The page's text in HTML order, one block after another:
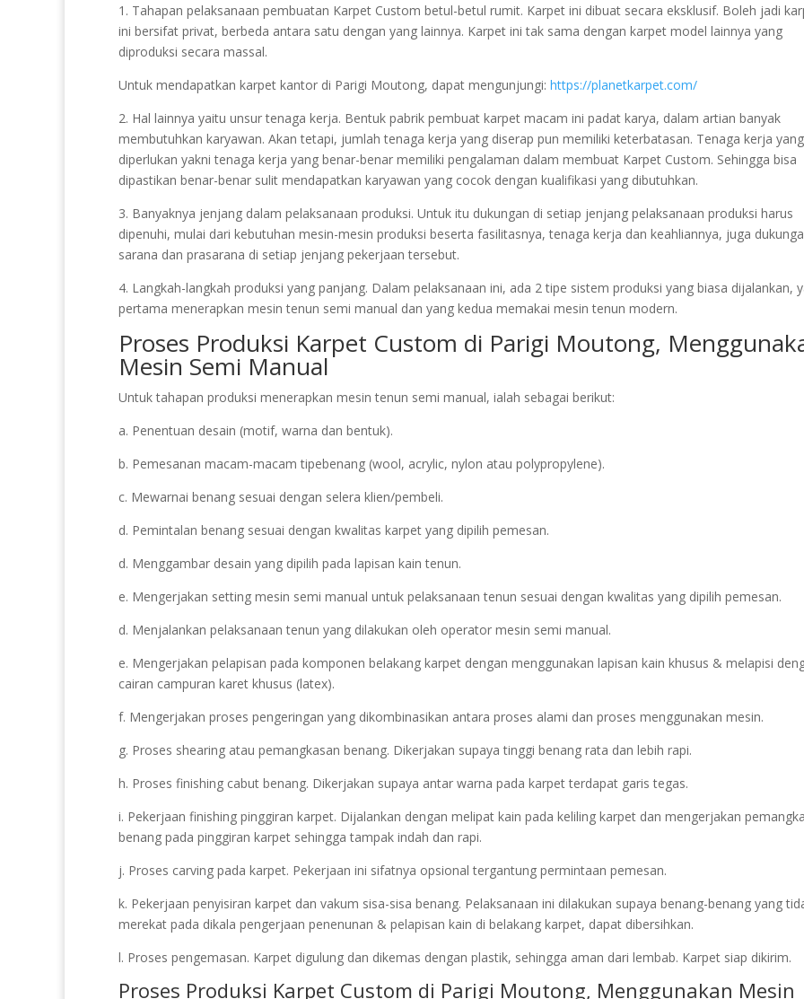
1. Tahapan pelaksanaan pembuatan Karpet Custom betul-betul rumit. Karpet ini dibuat secara eksklusif. Boleh jadi
ini bersifat privat, berbeda antara satu dengan yang lainnya. Karpet ini tak sama dengan karpet model lainnya yang
diproduksi secara massal.
Untuk mendapatkan karpet kantor di Parigi Moutong, dapat mengunjungi: https://planetkarpet.com/
2. Hal lainnya yaitu unsur tenaga kerja. Bentuk pabrik pembuat karpet macam ini padat karya, dalam artian banyak
membutuhkan karyawan. Akan tetapi, jumlah tenaga kerja yang diserap pun memiliki keterbatasan. Tenaga kerja yang
diperlukan yakni tenaga kerja yang benar-benar memiliki pengalaman dalam membuat Karpet Custom. Sehingga bisa
dipastikan benar-benar sulit mendapatkan karyawan yang cocok dengan kualifikasi yang dibutuhkan.
3. Banyaknya jenjang dalam pelaksanaan produksi. Untuk itu dukungan di setiap jenjang pelaksanaan produksi harus
dipenuhi, mulai dari kebutuhan mesin-mesin produksi beserta fasilitasnya, tenaga kerja dan keahliannya, juga
sarana dan prasarana di setiap jenjang pekerjaan tersebut.
4. Langkah-langkah produksi yang panjang. Dalam pelaksanaan ini, ada 2 tipe sistem produksi yang biasa dijalankan,
pertama menerapkan mesin tenun semi manual dan yang kedua memakai mesin tenun modern.
Proses Produksi Karpet Custom di Parigi Moutong,
Mesin Semi Manual
Untuk tahapan produksi menerapkan mesin tenun semi manual, ialah sebagai berikut:
a. Penentuan desain (motif, warna dan bentuk).
b. Pemesanan macam-macam tipebenang (wool, acrylic, nylon atau polypropylene).
c. Mewarnai benang sesuai dengan selera klien/pembeli.
d. Pemintalan benang sesuai dengan kwalitas karpet yang dipilih pemesan.
d. Menggambar desain yang dipilih pada lapisan kain tenun.
e. Mengerjakan setting mesin semi manual untuk pelaksanaan tenun sesuai dengan kwalitas yang dipilih pemesan.
d. Menjalankan pelaksanaan tenun yang dilakukan oleh operator mesin semi manual.
e. Mengerjakan pelapisan pada komponen belakang karpet dengan menggunakan lapisan kain khusus & melapisi
cairan campuran karet khusus (latex).
f. Mengerjakan proses pengeringan yang dikombinasikan antara proses alami dan proses menggunakan mesin.
g. Proses shearing atau pemangkasan benang. Dikerjakan supaya tinggi benang rata dan lebih rapi.
h. Proses finishing cabut benang. Dikerjakan supaya antar warna pada karpet terdapat garis tegas.
i. Pekerjaan finishing pinggiran karpet. Dijalankan dengan melipat kain pada keliling karpet dan mengerjakan
benang pada pinggiran karpet sehingga tampak indah dan rapi.
j. Proses carving pada karpet. Pekerjaan ini sifatnya opsional tergantung permintaan pemesan.
k. Pekerjaan penyisiran karpet dan vakum sisa-sisa benang. Pelaksanaan ini dilakukan supaya benang-benang yang
merekat pada dikala pengerjaan penenunan & pelapisan kain di belakang karpet, dapat dibersihkan.
l. Proses pengemasan. Karpet digulung dan dikemas dengan plastik, sehingga aman dari lembab. Karpet siap dikirim.
Proses Produksi Karpet Custom di Parigi Moutong, Menggunakan Mesin